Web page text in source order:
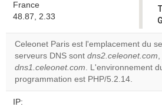
France
48.87, 2.33
Celeonet Paris est l'emplacement du
serveurs DNS sont dns2.celeonet.com,
dns1.celeonet.com. L'environnement
programmation est PHP/5.2.14.
IP: